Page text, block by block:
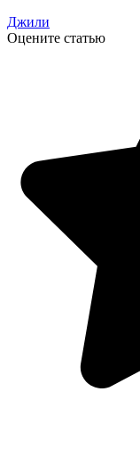
Джили
Оцените статью